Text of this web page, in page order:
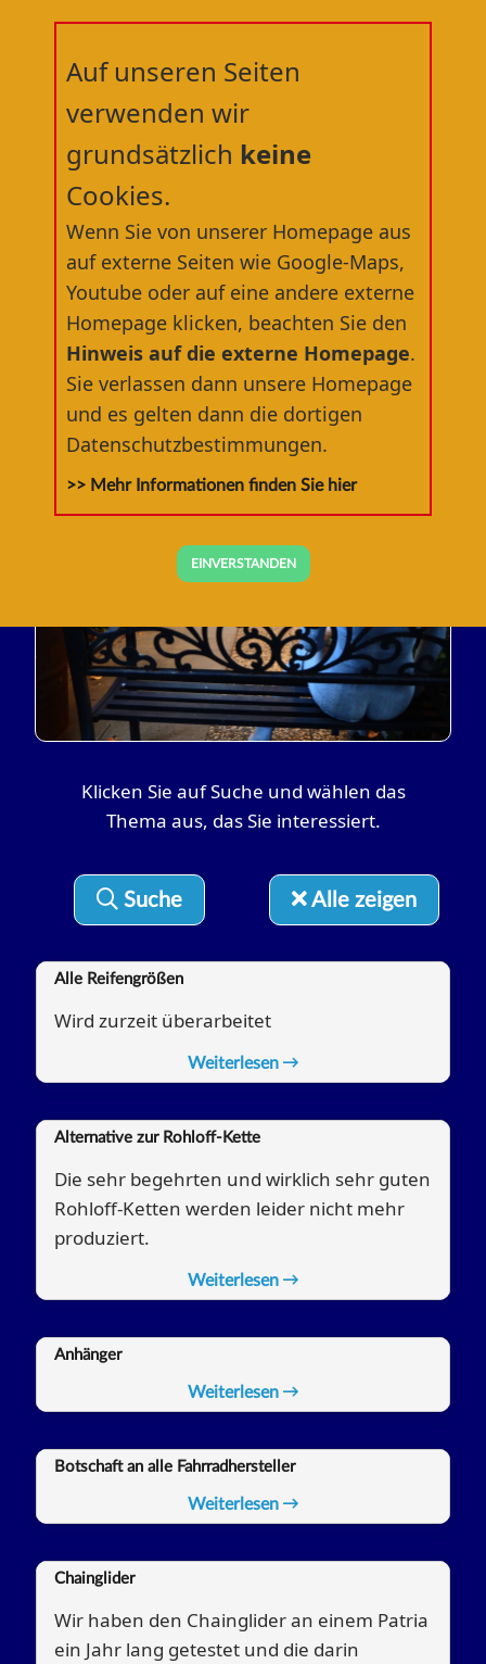
Willkommen in der
RÄDERWERFT®
dem nördlichsten Fahrradfachgeschäft
Deutschlands
Tipps zum Leben auf und mit dem
Fahrrad
Klicken Sie auf Suche und wählen das
Thema aus, das Sie interessiert.
Suche Alle zeigen
Alle Reifengrößen
Wird zurzeit überarbeitet
Weiterlesen
Alternative zur Rohloff-Kette
Die sehr begehrten und wirklich sehr guten
Rohloff-Ketten werden leider nicht mehr
pro­du­ziert.
Weiterlesen
Anhänger
Weiterlesen
Botschaft an alle Fahrradhersteller
Weiterlesen
Chainglider
Wir haben den Chainglider an einem Patria
ein Jahr lang getestet und die darin
Auf unseren Seiten
verwenden wir
grundsätzlich keine
Cookies.
Wenn Sie von unserer Homepage aus
auf externe Seiten wie Google-Maps,
Youtube oder auf eine andere externe
Homepage klicken, beachten Sie den
Hinweis auf die externe Homepage.
Sie verlassen dann unsere Homepage
und es gelten dann die dortigen
Datenschutzbestimmungen.
>> Mehr Informationen finden Sie hier
EINVERSTANDEN